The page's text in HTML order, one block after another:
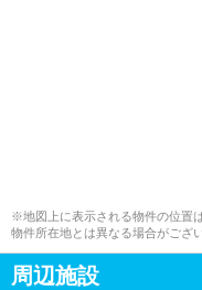
※地図上に表示される物件の位置
物件所在地とは異なる場合がござ
周辺施設